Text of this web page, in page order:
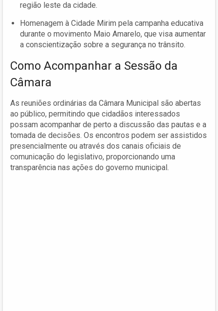
região leste da cidade.
Homenagem à Cidade Mirim pela campanha educativa
durante o movimento Maio Amarelo, que visa aumentar
a conscientização sobre a segurança no trânsito.
Como Acompanhar a Sessão da
Câmara
As reuniões ordinárias da Câmara Municipal são abertas
ao público, permitindo que cidadãos interessados
possam acompanhar de perto a discussão das pautas e a
tomada de decisões. Os encontros podem ser assistidos
presencialmente ou através dos canais oficiais de
comunicação do legislativo, proporcionando uma
transparência nas ações do governo municipal.